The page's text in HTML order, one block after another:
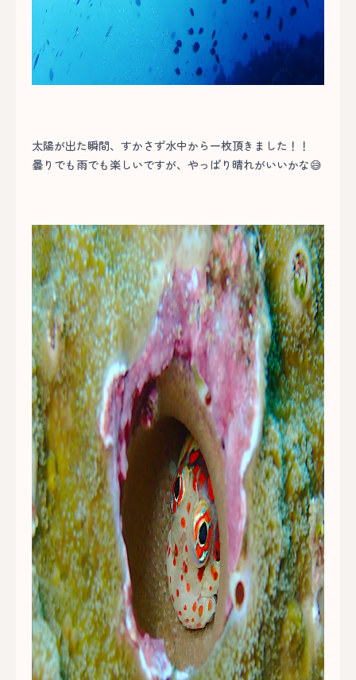
太陽が出た瞬間、すかさず水中から一枚頂きました！！
曇りでも雨でも楽しいですが、やっぱり晴れがいいかな😅